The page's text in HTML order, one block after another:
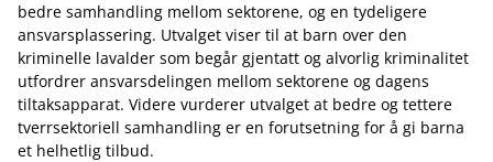
bedre samhandling mellom sektorene, og en tydeligere
ansvarsplassering. Utvalget viser til at barn over den
kriminelle lavalder som begår gjentatt og alvorlig kriminalitet
utfordrer ansvarsdelingen mellom sektorene og dagens
tiltaksapparat. Videre vurderer utvalget at bedre og tettere
tverrsektoriell samhandling er en forutsetning for å gi barna
et helhetlig tilbud.